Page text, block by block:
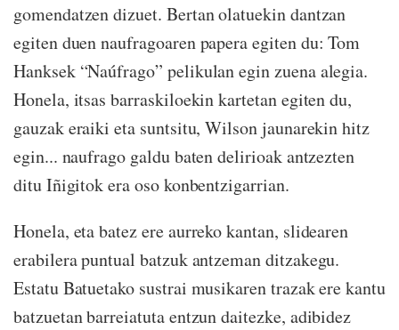
gomendatzen dizuet. Bertan olatuekin dantzan
egiten duen naufragoaren papera egiten du: Tom
Hanksek “Naúfrago” pelikulan egin zuena alegia.
Honela, itsas barraskiloekin kartetan egiten du,
gauzak eraiki eta suntsitu, Wilson jaunarekin hitz
egin... naufrago galdu baten delirioak antzezten
ditu Iñigitok era oso konbentzigarrian.
Honela, eta batez ere aurreko kantan, slidearen
erabilera puntual batzuk antzeman ditzakegu.
Estatu Batuetako sustrai musikaren trazak ere kantu
batzuetan barreiatuta entzun daitezke, adibidez